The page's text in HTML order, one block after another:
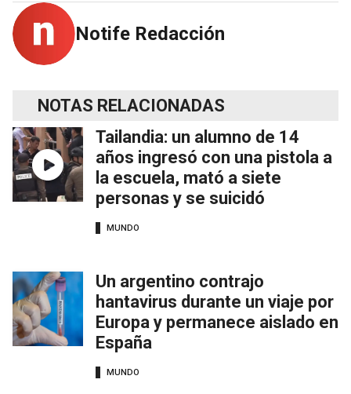
Notife Redacción
NOTAS RELACIONADAS
Tailandia: un alumno de 14
años ingresó con una pistola a
la escuela, mató a siete
personas y se suicidó
MUNDO
Un argentino contrajo
hantavirus durante un viaje por
Europa y permanece aislado en
España
MUNDO